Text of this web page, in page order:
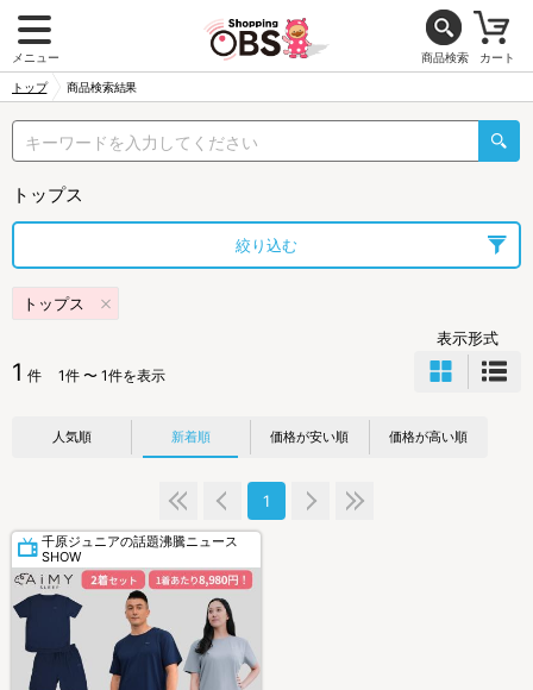
メニュー 商品検索 カート
トップ 商品検索結果
トップス
絞り込む
トップス
1 件 1件 〜 1件を表示
表示形式
人気順 新着順 価格が安い順 価格が高い順
1
千原ジュニアの話題沸騰ニュース
SHOW